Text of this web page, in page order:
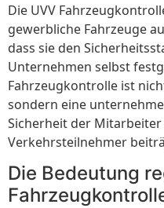
Die UVV
gewerbliche Fahrzeuge
dass sie den
Unternehmen selbst
Fahrzeugkontrolle ist
sondern eine
Sicherheit der
Verkehrsteilnehmer
Die Bedeutung